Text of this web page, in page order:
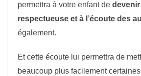
permettra à votre enfant de
respectueuse et à l’écoute des
également.
Et cette écoute lui permettra de
beaucoup plus facilement